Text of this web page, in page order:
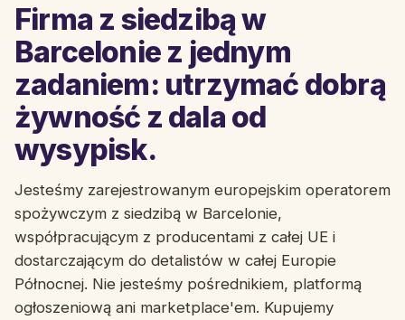
Firma z siedzibą w
Barcelonie z jednym
zadaniem: utrzymać dobrą
żywność z dala od
wysypisk.
Jesteśmy zarejestrowanym europejskim operatorem
spożywczym z siedzibą w Barcelonie,
współpracującym z producentami z całej UE i
dostarczającym do detalistów w całej Europie
Północnej. Nie jesteśmy pośrednikiem, platformą
ogłoszeniową ani marketplace'em. Kupujemy